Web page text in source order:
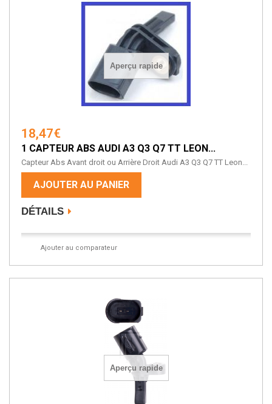
Aperçu rapide
18,47€
1 CAPTEUR ABS AUDI A3 Q3 Q7 TT LEON...
Capteur Abs Avant droit ou Arrière Droit Audi A3 Q3 Q7 TT Leon...
AJOUTER AU PANIER
DÉTAILS
Ajouter au comparateur
Aperçu rapide